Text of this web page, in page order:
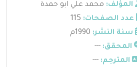
المؤلف: محمد علي ابو حمدة
عدد الصفحات:
سنة النشر:
المحقق: ---
المترجم: ---